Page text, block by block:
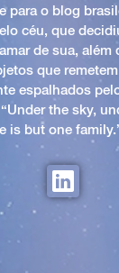
para o blog
céu, que
de sua, além
que
espalhados
the sky,
is but one